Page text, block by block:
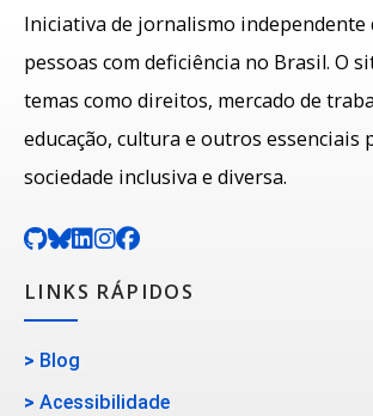
Iniciativa de jornalismo independente
pessoas com deficiência no Brasil. O
temas como direitos, mercado de
educação, cultura e outros essenciais
sociedade inclusiva e diversa.
LINKS RÁPIDOS
> Blog
> Acessibilidade